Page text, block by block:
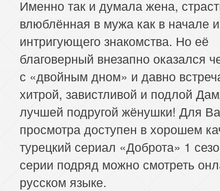
Именно так и думала жена,
влюблённая в мужа как в начале
интригующего знакомства. Но её
благоверный внезапно оказался
с «двойным дном» и давно
хитрой, завистливой и подлой
лучшей подругой жёнушки! Для
просмотра доступен в хорошем
турецкий сериал «Доброта» 1
серии подряд можно смотреть
русском языке.